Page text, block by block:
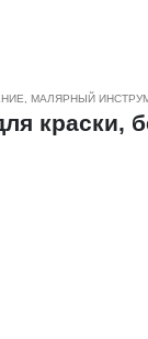
МАЛЯРНЫЙ
краски,